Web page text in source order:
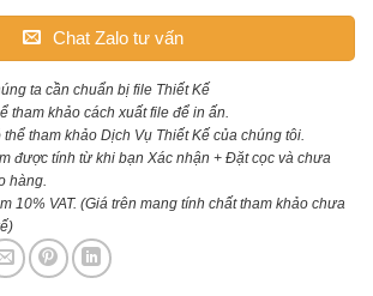
Chat Zalo tư vấn
ta cần chuẩn bị file Thiết Kế
tham khảo cách xuất file để in ấn.
tham khảo Dịch Vụ Thiết Kế của chúng tôi.
được tính từ khi bạn Xác nhận + Đặt cọc và chưa
hàng.
10% VAT. (Giá trên mang tính chất tham khảo chưa